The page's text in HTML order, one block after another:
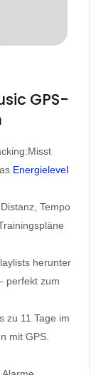
GPS-
Energielevel
Tempo
herunter
perfekt zum
zu 11 Tage im
mit GPS.